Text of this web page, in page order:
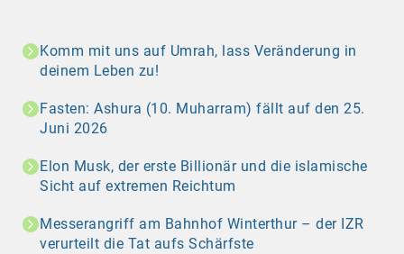
Komm mit uns auf Umrah, lass Veränderung in
deinem Leben zu!
Fasten: Ashura (10. Muharram) fällt auf den 25.
Juni 2026
Elon Musk, der erste Billionär und die islamische
Sicht auf extremen Reichtum
Messerangriff am Bahnhof Winterthur – der IZR
verurteilt die Tat aufs Schärfste